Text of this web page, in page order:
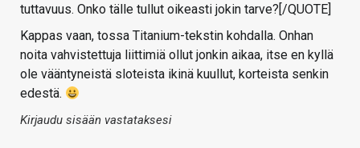
tuttavuus. Onko tälle tullut oikeasti jokin tarve?[/QUOTE]
Kappas vaan, tossa Titanium-tekstin kohdalla. Onhan
noita vahvistettuja liittimiä ollut jonkin aikaa, itse en kyllä
ole vääntyneistä sloteista ikinä kuullut, korteista senkin
edestä.
Kirjaudu sisään vastataksesi